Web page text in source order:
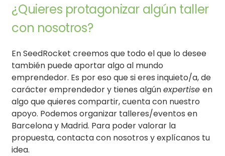
¿Quieres protagonizar algún taller
con nosotros?
En SeedRocket creemos que todo el que lo desee
también puede aportar algo al mundo
emprendedor. Es por eso que si eres inquieto/a, de
carácter emprendedor y tienes algúnexpertiseen
algo que quieres compartir, cuenta con nuestro
apoyo. Podemos organizar talleres/eventos en
Barcelona y Madrid. Para poder valorar la
propuesta,contactacon nosotros y explícanos tu
idea.